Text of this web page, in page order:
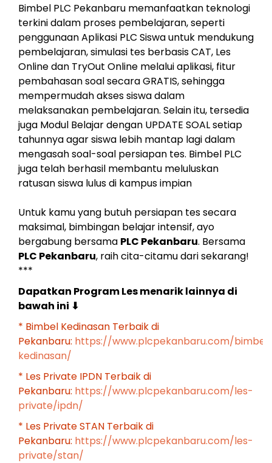
Bimbel PLC Pekanbaru memanfaatkan teknologi
terkini dalam proses pembelajaran, seperti
penggunaan Aplikasi PLC Siswa untuk mendukung
pembelajaran, simulasi tes berbasis CAT, Les
Online dan TryOut Online melalui aplikasi, fitur
pembahasan soal secara GRATIS, sehingga
mempermudah akses siswa dalam
melaksanakan pembelajaran. Selain itu, tersedia
juga Modul Belajar dengan UPDATE SOAL setiap
tahunnya agar siswa lebih mantap lagi dalam
mengasah soal-soal persiapan tes. Bimbel PLC
juga telah berhasil membantu meluluskan
ratusan siswa lulus di kampus impian
Untuk kamu yang butuh persiapan tes secara
maksimal, bimbingan belajar intensif, ayo
bergabung bersama PLC Pekanbaru. Bersama
PLC Pekanbaru, raih cita-citamu dari sekarang!
***
Dapatkan Program Les menarik lainnya di
bawah ini ⬇
* Bimbel Kedinasan Terbaik di
Pekanbaru: https://www.plcpekanbaru.com/
kedinasan/
* Les Private IPDN Terbaik di
Pekanbaru: https://www.plcpekanbaru.com/les-
private/ipdn/
* Les Private STAN Terbaik di
Pekanbaru: https://www.plcpekanbaru.com/les-
private/stan/